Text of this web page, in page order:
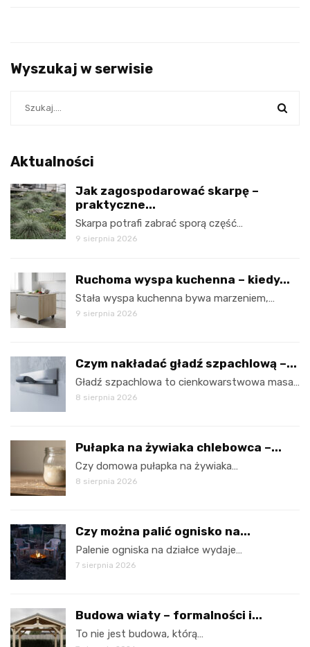
Wyszukaj w serwisie
Aktualności
Jak zagospodarować skarpę –
praktyczne...
Skarpa potrafi zabrać sporą część…
9 sierpnia 2026
Ruchoma wyspa kuchenna – kiedy...
Stała wyspa kuchenna bywa marzeniem,…
9 sierpnia 2026
Czym nakładać gładź szpachlową –...
Gładź szpachlowa to cienkowarstwowa masa…
8 sierpnia 2026
Pułapka na żywiaka chlebowca –...
Czy domowa pułapka na żywiaka…
8 sierpnia 2026
Czy można palić ognisko na...
Palenie ogniska na działce wydaje…
7 sierpnia 2026
Budowa wiaty – formalności i...
To nie jest budowa, którą…